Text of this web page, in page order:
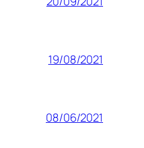
19/08/2021
08/06/2021